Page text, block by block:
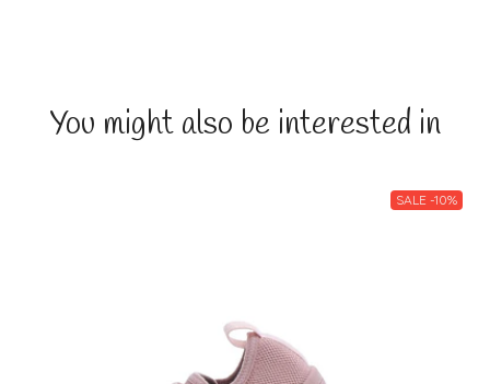
You might also be interested in
SALE -10%